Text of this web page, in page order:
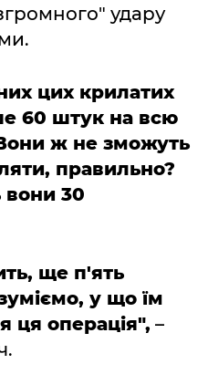
удару
цих крилатих
60 штук на всю
ж не зможуть
правильно?
вони 30
ще п'ять
у що їм
ця операція", –